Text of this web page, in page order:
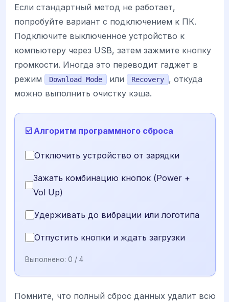
Если стандартный метод не работает,
попробуйте вариант с подключением к ПК.
Подключите выключенное устройство к
компьютеру через USB, затем зажмите кнопку
громкости. Иногда это переводит гаджет в
режим
Download Mode или Recovery
, откуда
можно выполнить очистку кэша.
☑️ Алгоритм программного сброса
Отключить устройство от зарядки
Зажать комбинацию кнопок (Power +
Vol Up)
Удерживать до вибрации или логотипа
Отпустить кнопки и ждать загрузки
Выполнено: 0 / 4
Помните, что полный сброс данных удалит всю